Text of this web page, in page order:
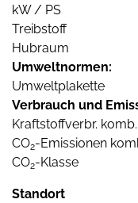
kW / PS
Treibstoff
Hubraum
Umweltnormen:
Umweltplakette
Verbrauch und
Kraftstoffverbr. komb.
CO2-Emissionen
CO2-Klasse
Standort